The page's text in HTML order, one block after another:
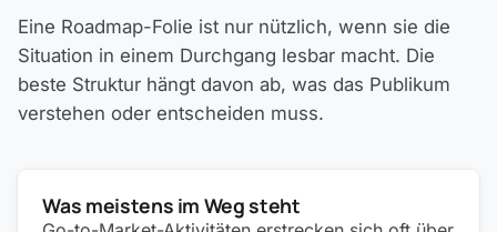
Eine Roadmap-Folie ist nur nützlich, wenn sie die
Situation in einem Durchgang lesbar macht. Die
beste Struktur hängt davon ab, was das Publikum
verstehen oder entscheiden muss.
Was meistens im Weg steht